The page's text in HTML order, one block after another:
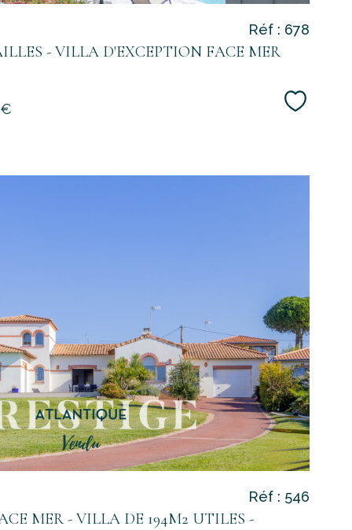
- VILLA D'EXCEPTION FACE MER
Réf : 678
€
bien
MER - VILLA DE 194M2 UTILES -
Réf : 546